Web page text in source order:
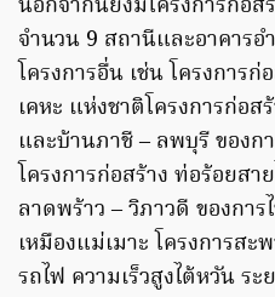
จำนวน 9 สถานีและอาคาร
โครงการอื่น เช่น โครงการ
เคหะ แห่งชาติโครงการก่อ
และบ้านภาชี – ลพบุรี ของก
โครงการก่อสร้าง ท่อร้อยส
ลาดพร้าว – วิภาวดี ของกา
เหมืองแม่เมาะ โครงการส
รถไฟ ความเร็วสูงไต้หวัน ร